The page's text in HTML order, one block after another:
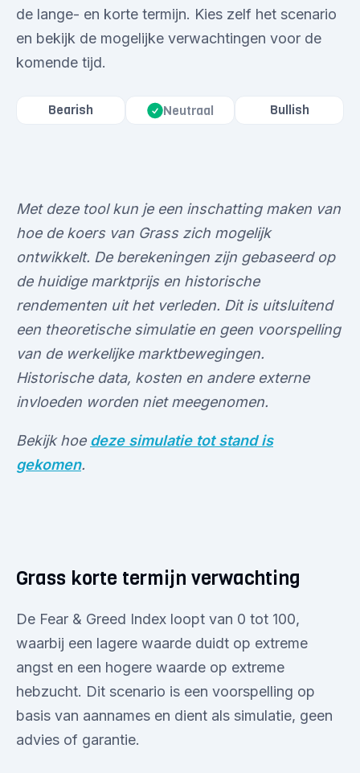
de lange- en korte termijn. Kies zelf het scenario
en bekijk de mogelijke verwachtingen voor de
komende tijd.
Bearish Neutraal Bullish
Met deze tool kun je een inschatting maken van
hoe de koers van Grass zich mogelijk
ontwikkelt. De berekeningen zijn gebaseerd op
de huidige marktprijs en historische
rendementen uit het verleden. Dit is uitsluitend
een theoretische simulatie en geen voorspelling
van de werkelijke marktbewegingen.
Historische data, kosten en andere externe
invloeden worden niet meegenomen.
Bekijk hoe deze simulatie tot stand is
gekomen.
Grass korte termijn verwachting
De Fear & Greed Index loopt van 0 tot 100,
waarbij een lagere waarde duidt op extreme
angst en een hogere waarde op extreme
hebzucht. Dit scenario is een voorspelling op
basis van aannames en dient als simulatie, geen
advies of garantie.